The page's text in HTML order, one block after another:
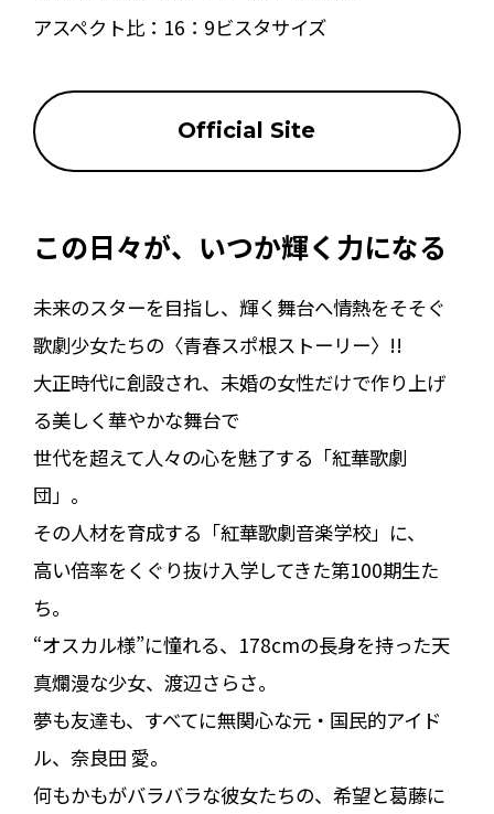
アスペクト比： 16：9ビスタサイズ
Official Site
この日々が、いつか輝く力になる
未来のスターを目指し、輝く舞台へ情熱をそそぐ
歌劇少女たちの〈青春スポ根ストーリー〉!!
大正時代に創設され、未婚の女性だけで作り上げ
る美しく華やかな舞台で
世代を超えて人々の心を魅了する「紅華歌劇
団」。
その人材を育成する「紅華歌劇音楽学校」に、
高い倍率をくぐり抜け入学してきた第100期生た
ち。
“オスカル様”に憧れる、178cmの長身を持った天
真爛漫な少女、渡辺さらさ。
夢も友達も、すべてに無関心な元・国民的アイド
ル、奈良田 愛。
何もかもがバラバラな彼女たちの、希望と葛藤に